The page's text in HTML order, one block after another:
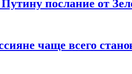
послание от
чаще всего